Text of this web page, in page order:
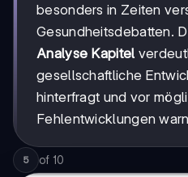
besonders in Zeiten
Gesundheitsdebatten.
Analyse Kapitel
gesellschaftliche
hinterfragt und vor
Fehlentwicklungen
5 of 10